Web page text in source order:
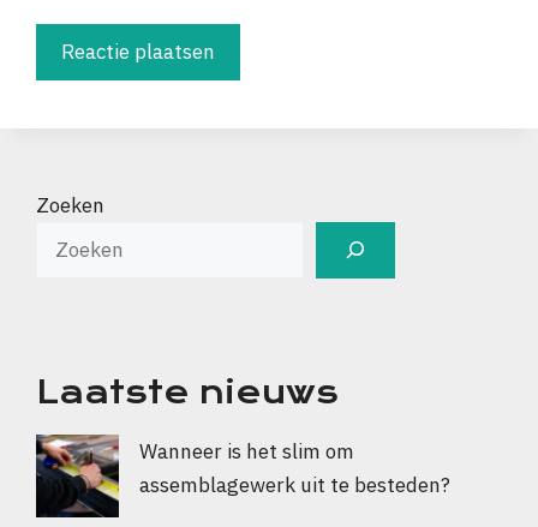
Zoeken
Laatste nieuws
Wanneer is het slim om
assemblagewerk uit te besteden?